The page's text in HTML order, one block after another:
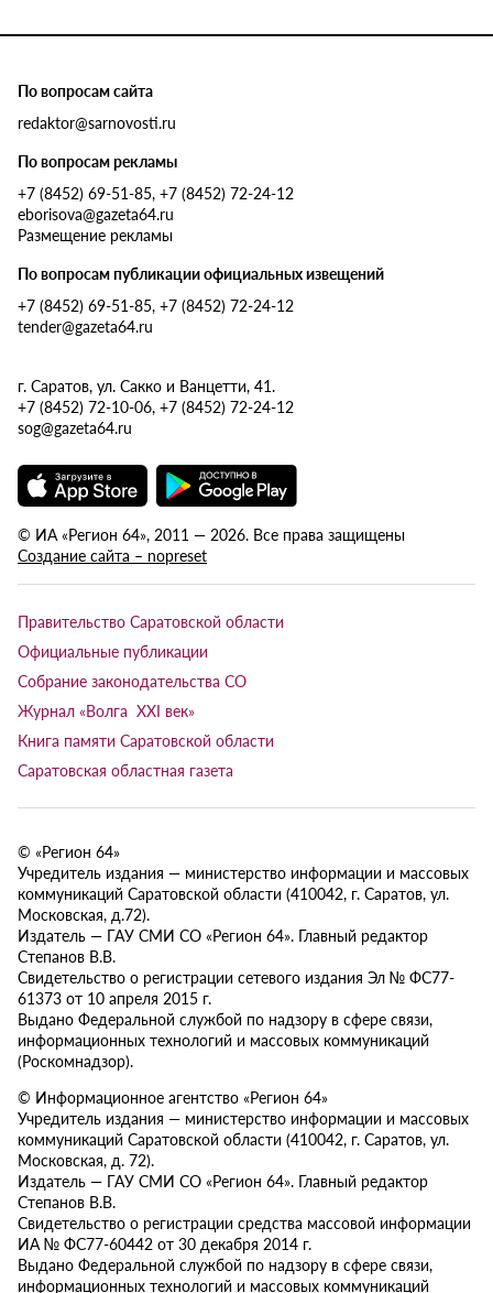
По вопросам сайта
redaktor@sarnovosti.ru
По вопросам рекламы
+7 (8452) 69-51-85, +7 (8452) 72-24-12
eborisova@gazeta64.ru
Размещение рекламы
По вопросам публикации официальных извещений
+7 (8452) 69-51-85, +7 (8452) 72-24-12
tender@gazeta64.ru
г. Саратов, ул. Сакко и Ванцетти, 41.
+7 (8452) 72-10-06, +7 (8452) 72-24-12
sog@gazeta64.ru
© ИА «Регион 64», 2011 — 2026. Все права защищены
Создание сайта – nopreset
Правительство Саратовской области
Официальные публикации
Собрание законодательства СО
Журнал «Волга XXI век»
Книга памяти Саратовской области
Саратовская областная газета
© «Регион 64»
Учредитель издания — министерство информации и массовых
коммуникаций Саратовской области (410042, г. Саратов, ул.
Московская, д.72).
Издатель — ГАУ СМИ СО «Регион 64». Главный редактор
Степанов В.В.
Свидетельство о регистрации сетевого издания Эл № ФС77-
61373 от 10 апреля 2015 г.
Выдано Федеральной службой по надзору в сфере связи,
информационных технологий и массовых коммуникаций
(Роскомнадзор).
© Информационное агентство «Регион 64»
Учредитель издания — министерство информации и массовых
коммуникаций Саратовской области (410042, г. Саратов, ул.
Московская, д. 72).
Издатель — ГАУ СМИ СО «Регион 64». Главный редактор
Степанов В.В.
Свидетельство о регистрации средства массовой информации
ИА № ФС77-60442 от 30 декабря 2014 г.
Выдано Федеральной службой по надзору в сфере связи,
информационных технологий и массовых коммуникаций